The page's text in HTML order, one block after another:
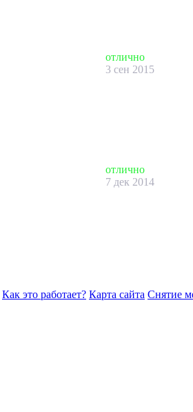
отлично
3 сен 2015
отлично
7 дек 2014
Как это работает? Карта сайта Снятие